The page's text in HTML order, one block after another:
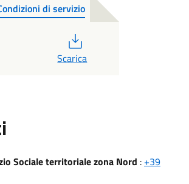
di servizio
Scarica
Sociale territoriale zona Nord : +39